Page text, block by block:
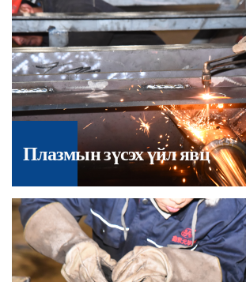
Плазмын зүсэх үйл явц